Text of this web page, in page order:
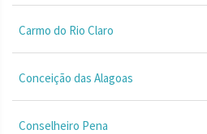
Carmo do Rio Claro
Conceição das Alagoas
Conselheiro Pena